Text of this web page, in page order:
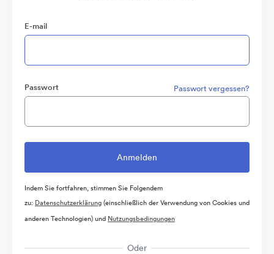
E-mail
Passwort Passwort vergessen?
Indem Sie fortfahren, stimmen Sie Folgendem
zu: Datenschutzerklärung(einschließlich der Verwendung von Cookies und
anderen Technologien) und Nutzungsbedingungen
Oder